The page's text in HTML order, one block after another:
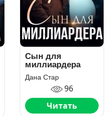
Сын для
миллиардера
Дана Стар
96
Читать